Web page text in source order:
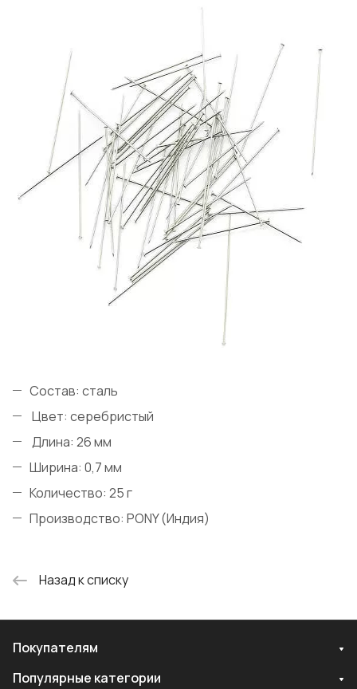
Состав: сталь
Цвет: серебристый
Длина: 26 мм
Ширина: 0,7 мм
Количество: 25 г
Производство: PONY (Индия)
Назад к списку
Покупателям
Популярные категории